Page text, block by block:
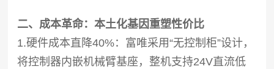
二、成本革命：本土化基因重塑性价比
1.硬件成本直降40%：富唯采用“无控制柜”设计，
将控制器内嵌机械臂基座，整机支持24V直流低